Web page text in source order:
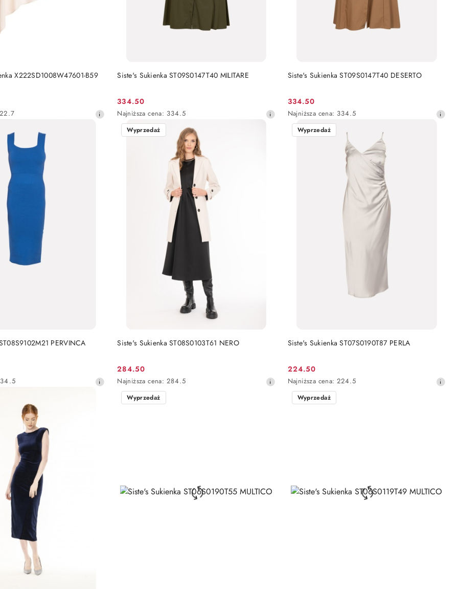
X222SD1008W47601-B59
DO KOSZYKA Siste's Sukienka ST09S0147T40 MILITARE
Cena
promocyjna:
334.50
Najniższa
cena
Najniższa cena: 334.5
DO KOSZYKA Siste's Sukienka ST09S0147T40 DESERTO
Cena
promocyjna:
334.50
Najniższa
cena
Najniższa cena: 334.5
DO KOSZYKA
PERVINCA
DO KOSZYKA Siste's Sukienka ST08S0103T61 NERO
Cena
promocyjna:
284.50
Najniższa
cena
Najniższa cena: 284.5
Wyprzedaż
DO KOSZYKA Siste's Sukienka ST07S0190T87 PERLA
Cena
promocyjna:
224.50
Najniższa
cena
Najniższa cena: 224.5
Wyprzedaż
DO KOSZYKA
Wyprzedaż Wyprzedaż